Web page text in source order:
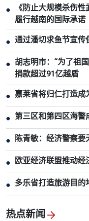
●
《防止大规模杀伤
履行越南的国际承诺
● 通过潘切求鱼节宣传
● 胡志明市：“为了祖
捐款超过91亿越盾
● 嘉莱省将归仁打造成
● 第三区和第四区海警
● 陈青敏：经济警察要
● 欧亚经济联盟推动
● 多乐省打造旅游目的
热点新闻